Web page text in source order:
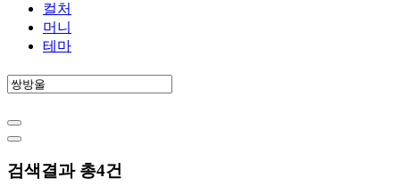
컬처
머니
테마
검색결과 총4건